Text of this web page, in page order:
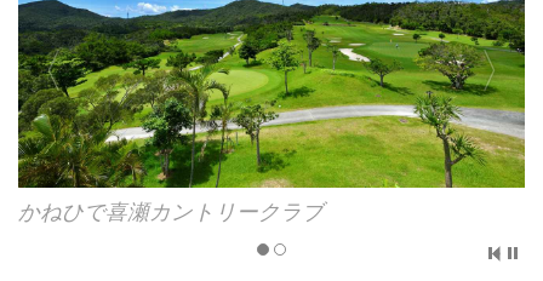
かねひで喜瀬カントリークラブ